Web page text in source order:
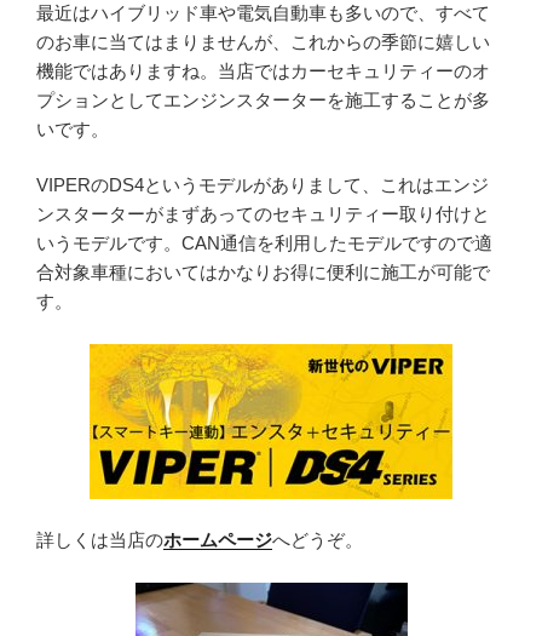
最近はハイブリッド車や電気自動車も多いので、すべて
のお車に当てはまりませんが、これからの季節に嬉しい
機能ではありますね。当店ではカーセキュリティーのオ
プションとしてエンジンスターターを施工することが多
いです。
VIPERのDS4というモデルがありまして、これはエンジ
ンスターターがまずあってのセキュリティー取り付けと
いうモデルです。CAN通信を利用したモデルですので適
合対象車種においてはかなりお得に便利に施工が可能で
す。
詳しくは当店のホームページへどうぞ。